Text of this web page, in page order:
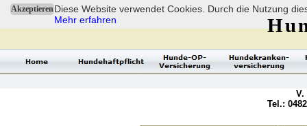
AkzeptierenDiese Website verwendet Cookies. Durch die Nutzung
Mehr erfahren
V.
Tel.: